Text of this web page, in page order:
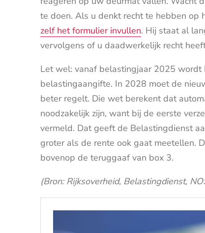
te doen. Als u denkt recht te hebben op
zelf het formulier invullen. Hij staat al
vervolgens of u daadwerkelijk recht
Let wel: vanaf belastingjaar 2025
belastingaangifte. In 2028 moet de
beter regelt. Die wet berekent dat
noodzakelijk zijn, want bij de eerste
vermeld. Dat geeft de Belastingdienst
groter als de rente ook gaat meetellen.
bovenop de teruggaaf van box 3.
(Bron: Rijksoverheid, Belastingdienst,